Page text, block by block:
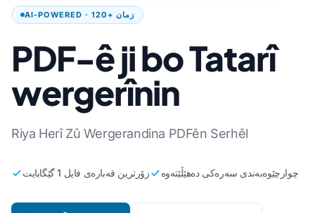
AI-POWERED · 120+ زمان
PDF-ê ji bo Tatarî
wergerînin
Riya Herî Zû Wergerandina PDFên Serhêl
زۆرترین قەبارەی فایل 1 گێگابایت چوارچێوەبەندی سەرەکی دەهێڵێتەوە